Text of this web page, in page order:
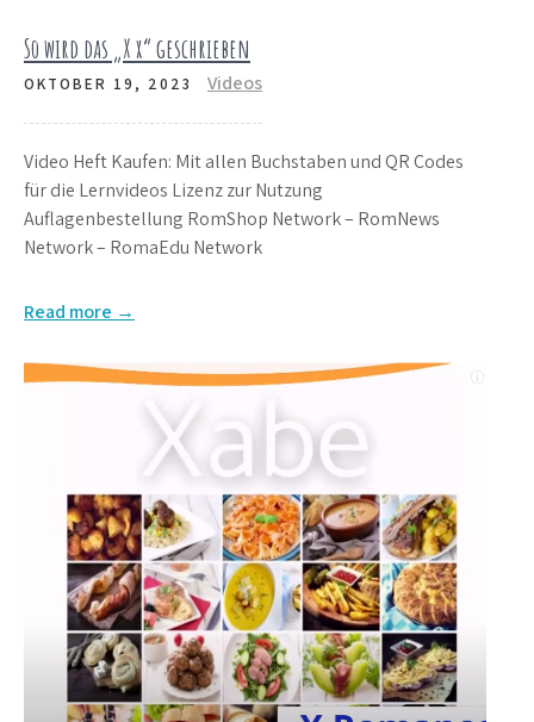
So wird das „X x“ geschrieben
OKTOBER 19, 2023 Videos
Video Heft Kaufen: Mit allen Buchstaben und QR Codes
für die Lernvideos Lizenz zur Nutzung
Auflagenbestellung RomShop Network – RomNews
Network – RomaEdu Network
Read more →